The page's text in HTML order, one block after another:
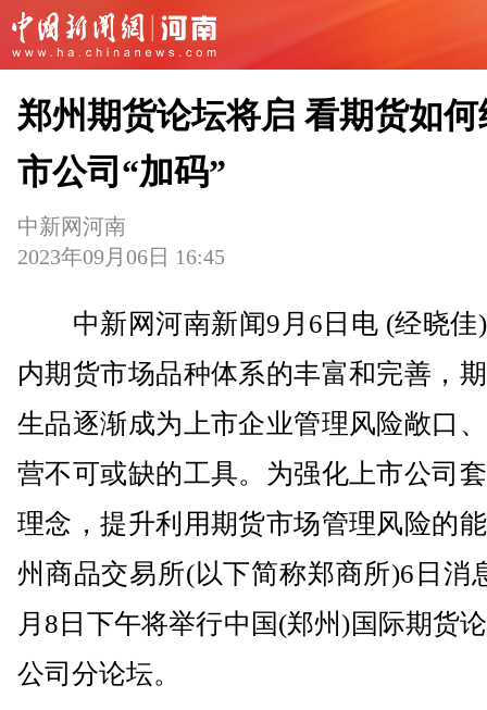
郑州期货论坛将启 看期货如
市公司“加码”
中新网河南
2023年09月06日 16:45
中新网河南新闻9月6日电 (经晓佳
内期货市场品种体系的丰富和完善，
生品逐渐成为上市企业管理风险敞口
营不可或缺的工具。为强化上市公司
理念，提升利用期货市场管理风险的
州商品交易所(以下简称郑商所)6日消
月8日下午将举行中国(郑州)国际期货
公司分论坛。